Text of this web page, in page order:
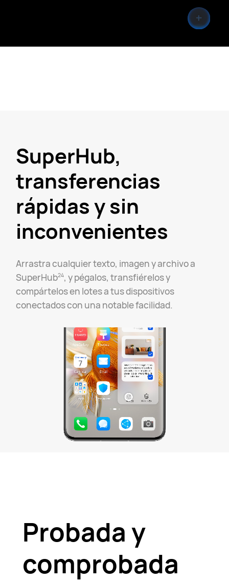
SuperHub,
transferencias
rápidas y sin
inconvenientes
Arrastra cualquier texto, imagen y archivo a
SuperHub24, y pégalos, transfiérelos y
compártelos en lotes a tus dispositivos
conectados con una notable facilidad.
Probada y
comprobada